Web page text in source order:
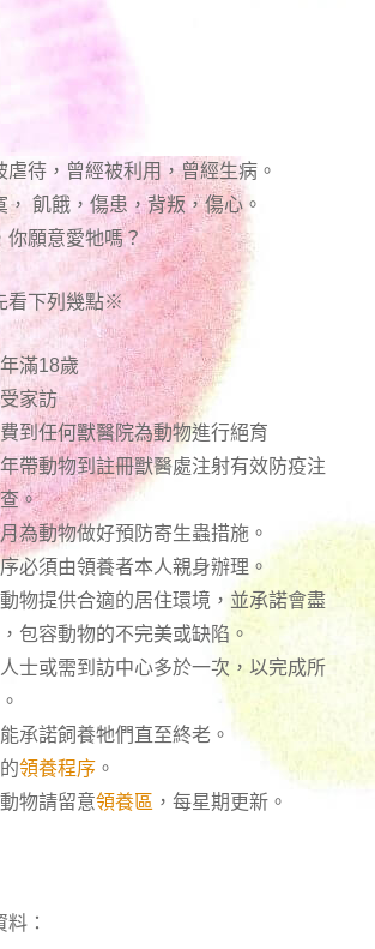
虐待，曾經被利用，曾經生病。
飢餓，傷患，背叛，傷心。
你願意愛牠嗎？
看下列幾點※
滿18歲
家訪
到任何獸醫院為動物進行絕育
帶動物到註冊獸醫處注射有效防疫注
。
為動物做好預防寄生蟲措施。
必須由領養者本人親身辦理。
物提供合適的居住環境，並承諾會盡
包容動物的不完美或缺陷。
士或需到訪中心多於一次，以完成所
承諾飼養牠們直至終老。
領養程序 。
物請留意領養區 ，每星期更新。
：